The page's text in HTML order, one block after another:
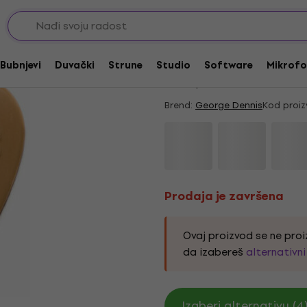
Bubnjevi Duvački Strune Studio Software
za gitaru
Prodaja je završena
George Dennis
Brend: George DennisKod
Prodaja je završena
Ovaj proizvod se ne
da izabereš